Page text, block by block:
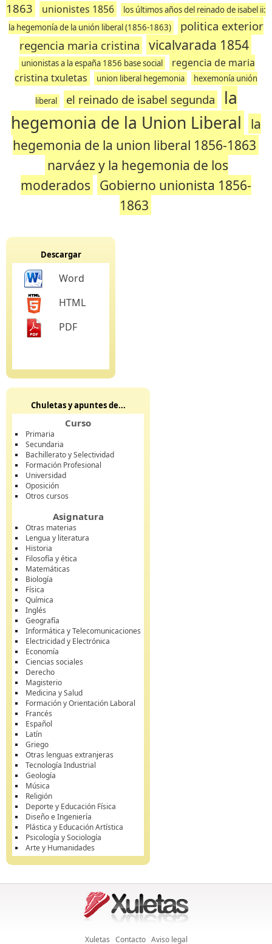
1863
unionistes 1856
los últimos años del reinado de isabel ii:
la hegemonía de la unión liberal (1856-1863)
politica exterior
regencia maria cristina
vicalvarada 1854
unionistas a la españa 1856 base social
regencia de maria
cristina txuletas
union liberal hegemonia hexemonía unión
liberal el reinado de isabel segunda
la
hegemonia de la Union Liberal
la
hegemonia de la union liberal 1856-1863
narváez y la hegemonia de los
moderados Gobierno unionista 1856-
1863
Descargar
Word
HTML
PDF
Chuletas y apuntes de...
Curso
Primaria
Secundaria
Bachillerato y Selectividad
Formación Profesional
Universidad
Oposición
Otros cursos
Asignatura
Otras materias
Lengua y literatura
Historia
Filosofía y ética
Matemáticas
Biología
Física
Química
Inglés
Geografía
Informática y Telecomunicaciones
Electricidad y Electrónica
Economía
Ciencias sociales
Derecho
Magisterio
Medicina y Salud
Formación y Orientación Laboral
Francés
Español
Latín
Griego
Otras lenguas extranjeras
Tecnología Industrial
Geología
Música
Religión
Deporte y Educación Física
Diseño e Ingeniería
Plástica y Educación Artística
Psicología y Sociología
Arte y Humanidades
Xuletas Contacto Aviso legal